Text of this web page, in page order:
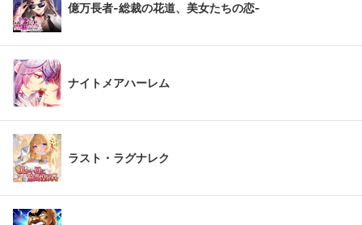
億万長者-総裁の花道、美女たちの恋-
ナイトメアハーレム
ラスト・ラグナレク